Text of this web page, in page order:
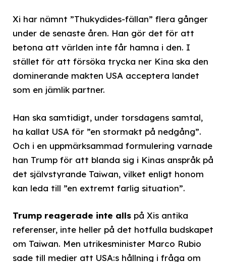
Xi har nämnt ”Thukydides-fällan” flera gånger
under de senaste åren. Han gör det för att
betona att världen inte får hamna i den. I
stället för att försöka trycka ner Kina ska den
dominerande makten USA acceptera landet
som en jämlik partner.
Han ska samtidigt, under torsdagens samtal,
ha kallat USA för ”en stormakt på nedgång”.
Och i en uppmärksammad formulering varnade
han Trump för att blanda sig i Kinas anspråk på
det självstyrande Taiwan, vilket enligt honom
kan leda till ”en extremt farlig situation”.
Trump reagerade inte alls på Xis antika
referenser, inte heller på det hotfulla budskapet
om Taiwan. Men utrikesminister Marco Rubio
sade till medier att USA:s hållning i fråga om